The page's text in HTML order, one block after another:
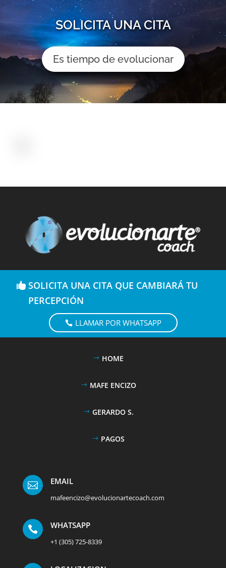
SOLICITA UNA CITA
Es tiempo de evolucionar
SOLICITA UNA CITA QUE CAMBIARÁ TU
PERCEPCIÓN
LLAMAR POR WHATSAPP
HOME
MAFE ENCIZO
GERARDO S.
PAGOS
 EMAIL
mafeencizo@evolucionartecoach.com
 WHATSAPP
+1 (305) 725-8339